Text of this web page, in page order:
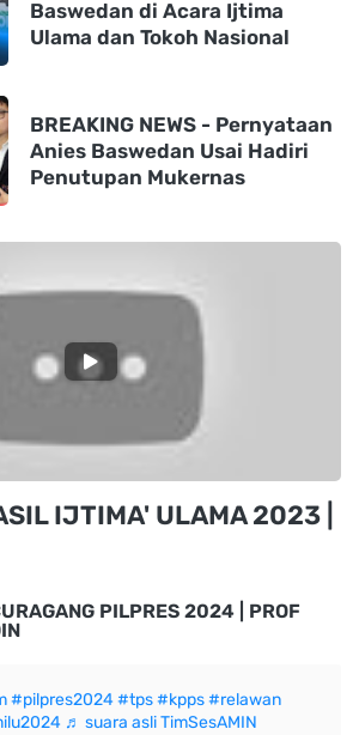
Baswedan di Acara Ijtima
Ulama dan Tokoh Nasional
BREAKING NEWS - Pernyataan
Anies Baswedan Usai Hadiri
Penutupan Mukernas
IJTIMA' ULAMA 2023 |
PILPRES 2024 | PROF
#pilpres2024#tps#kpps#relawan
♬ suara asli TimSesAMIN